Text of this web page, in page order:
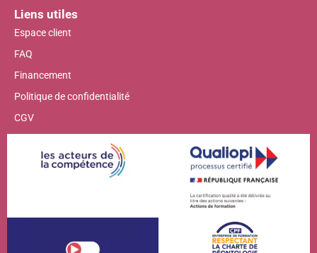
Liens utiles
Espace client
FAQ
Financement
Politique de confidentialité
CGV